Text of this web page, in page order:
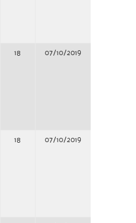
18 07/10/2019
18 07/10/2019